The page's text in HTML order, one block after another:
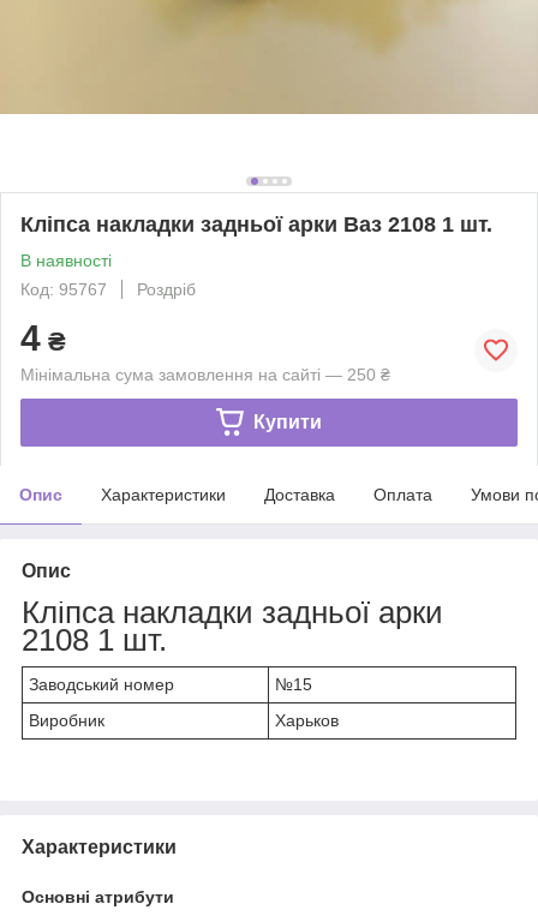
Кліпса накладки задньої арки Ваз 2108 1 шт.
В наявності
Код: 95767
Роздріб
4 ₴
Мінімальна сума замовлення на сайті — 250 ₴
Купити
Опис Характеристики Доставка Оплата Умови
Опис
Кліпса накладки задньої арки
2108 1 шт.
Заводський номер
№15
Виробник
Харьков
Характеристики
Основні атрибути